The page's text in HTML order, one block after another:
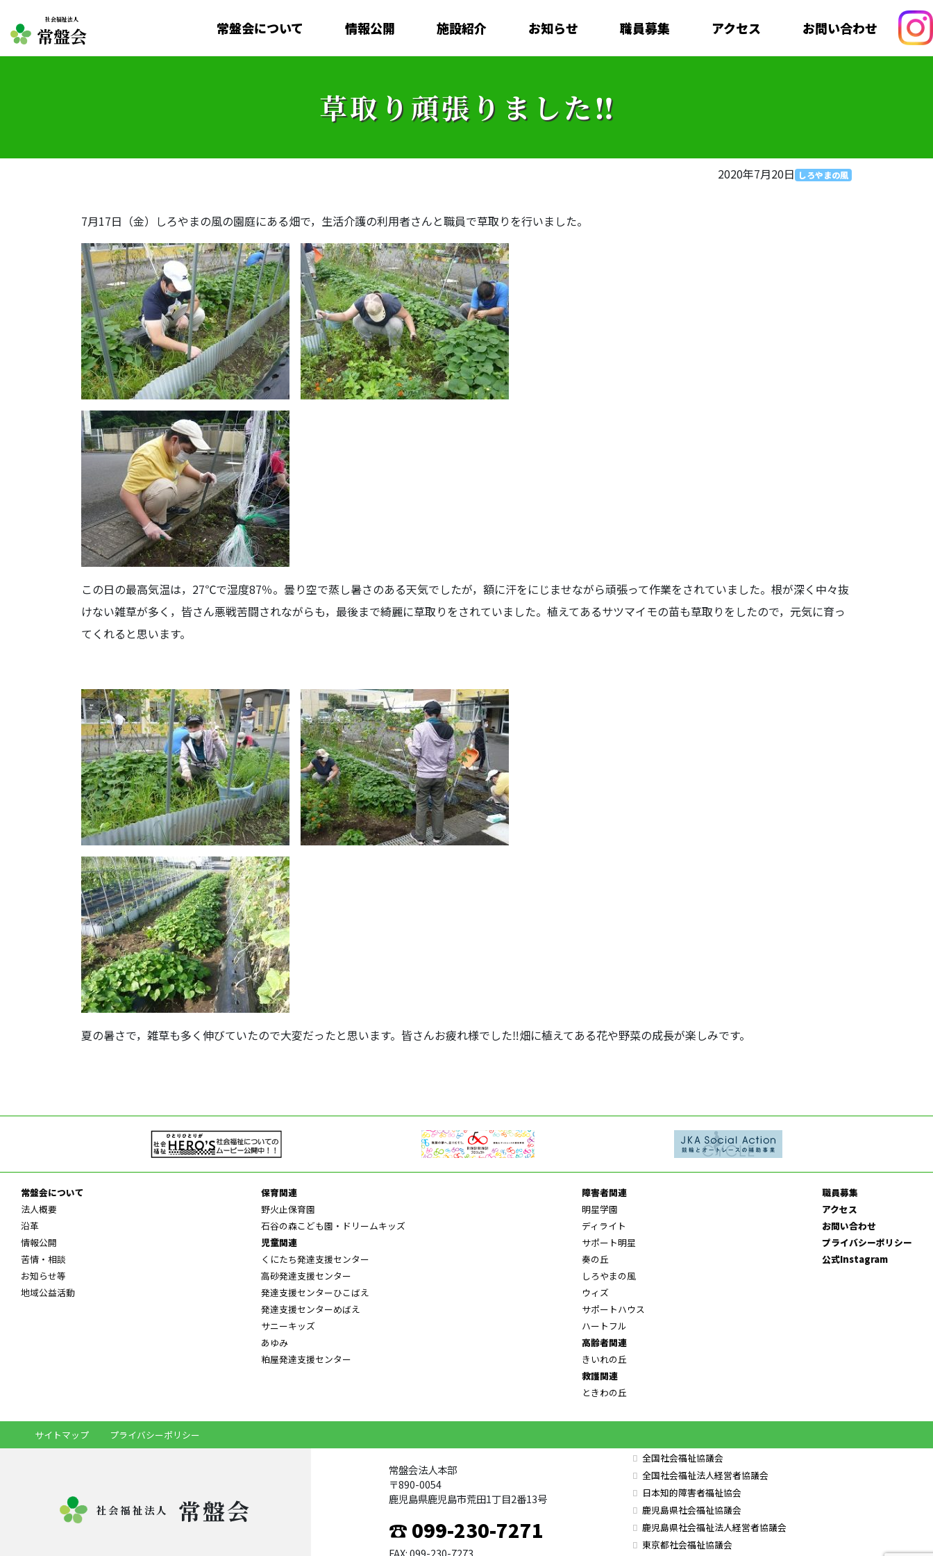
社会福祉法人
常盤会 常盤会について 情報公開 施設紹介 お知らせ 職員募集 アクセス お問い合わせ
草取り頑張りました‼
2020年7月20日 しろやまの風
7月17日（金）しろやまの風の園庭にある畑で，生活介護の利用者さんと職員で草取りを行いました。
この日の最高気温は，27℃で湿度87％。曇り空で蒸し暑さのある天気でしたが，額に汗をにじませながら頑張って作業をされていました。根が深く中々抜
けない雑草が多く，皆さん悪戦苦闘されながらも，最後まで綺麗に草取りをされていました。植えてあるサツマイモの苗も草取りをしたので，元気に育っ
てくれると思います。
夏の暑さで，雑草も多く伸びていたので大変だったと思います。皆さんお疲れ様でした‼畑に植えてある花や野菜の成長が楽しみです。
常盤会について
法人概要
沿革
情報公開
苦情・相談
お知らせ等
地域公益活動
保育関連
野火止保育園
石谷の森こども園・ドリームキッズ
児童関連
くにたち発達支援センター
高砂発達支援センター
発達支援センターひこばえ
発達支援センターめばえ
サニーキッズ
あゆみ
粕屋発達支援センター
障害者関連
明星学園
ディライト
サポート明星
奏の丘
しろやまの風
ウィズ
サポートハウス
ハートフル
高齢者関連
きいれの丘
救護関連
ときわの丘
職員募集
アクセス
お問い合わせ
プライバシーポリシー
公式Instagram
サイトマップ プライバシーポリシー
社会福祉法人 常盤会
常盤会法人本部
〒890-0054
鹿児島県鹿児島市荒田1丁目2番13号
☎ 099-230-7271
全国社会福祉協議会
全国社会福祉法人経営者協議会
日本知的障害者福祉協会
鹿児島県社会福祉協議会
鹿児島県社会福祉法人経営者協議会
東京都社会福祉協議会